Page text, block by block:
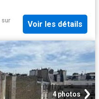
sur
Voir les détails
4 photos